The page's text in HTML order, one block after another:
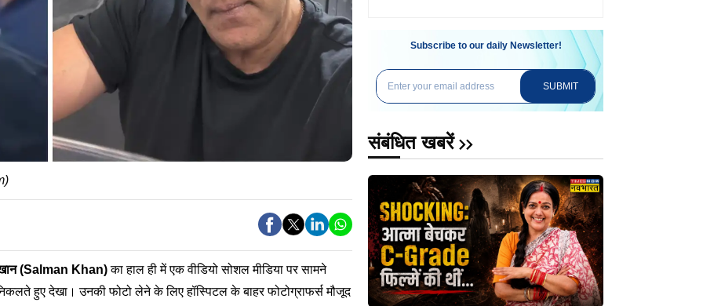
(Salman Khan)का हाल ही में एक वीडियो सोशल मीडिया पर सामने
हुए देखा। उनकी फोटो लेने के लिए हॉस्पिटल के बाहर फोटोग्राफर्स मौजूद
Subscribe to our daily Newsletter!
SUBMIT
संबंधित खबरें